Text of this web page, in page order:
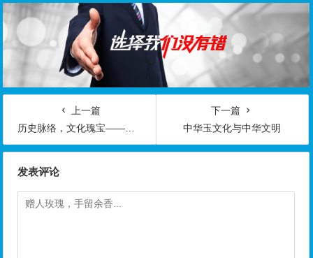
上一篇
历史脉络，文化瑰宝——宋代玉器
下一篇
中华玉文化与中华文明
发表评论